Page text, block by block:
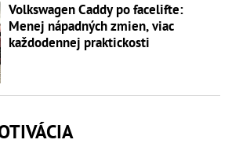
Volkswagen Caddy po facelifte:
Menej nápadných zmien, viac
každodennej praktickosti